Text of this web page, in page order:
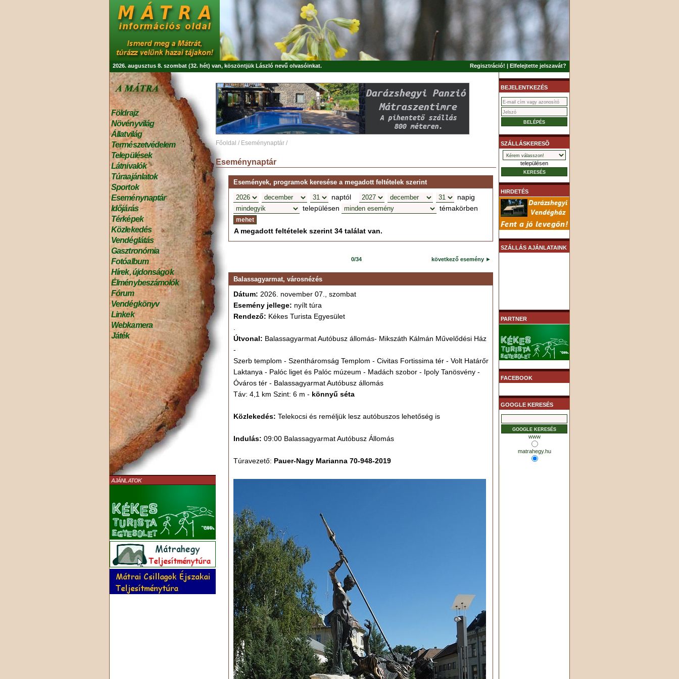
2026. augusztus 8. szombat (32. hét) van, köszöntjük László nevű olvasóinkat. Regisztráció! | Elfelejtette jelszavát?
Földrajz
Növényvilág
Állatvilág
Természetvédelem
Települések
Látnivalók
Túraajánlatok
Sportok
Eseménynaptár
Időjárás
Térképek
Közlekedés
Vendéglátás
Gasztronómia
Fotóalbum
Hírek, újdonságok
Élménybeszámolók
Fórum
Vendégkönyv
Linkek
Webkamera
Játék
AJÁNLATOK
Főoldal / Eseménynaptár /
Eseménynaptár
Események, programok keresése a megadott feltételek szerint
naptól
napig
településen
témakörben
A megadott feltételek szerint 34 találat van.
0/34 következő esemény ►
Balassagyarmat, városnézés
Dátum: 2026. november 07., szombat
Esemény jellege: nyílt túra
Rendező: Kékes Turista Egyesület
Útvonal: Balassagyarmat Autóbusz állomás- Mikszáth Kálmán Művelődési Ház
-
Szerb templom - Szentháromság Templom - Civitas Fortissima tér - Volt Határőr
Laktanya - Palóc liget és Palóc múzeum - Madách szobor - Ipoly Tanösvény -
Óváros tér - Balassagyarmat Autóbusz állomás
Táv: 4,1 km Szint: 6 m - könnyű séta
Közlekedés: Telekocsi és reméljük lesz autóbuszos lehetőség is
Indulás: 09:00 Balassagyarmat Autóbusz Állomás
Túravezető: Pauer-Nagy Marianna 70-948-2019
BEJELENTKEZÉS
SZÁLLÁSKERESÕ
településen
HIRDETÉS
SZÁLLÁS AJÁNLATAINK
PARTNER
FACEBOOK
GOOGLE KERESÉS
www
matrahegy.hu